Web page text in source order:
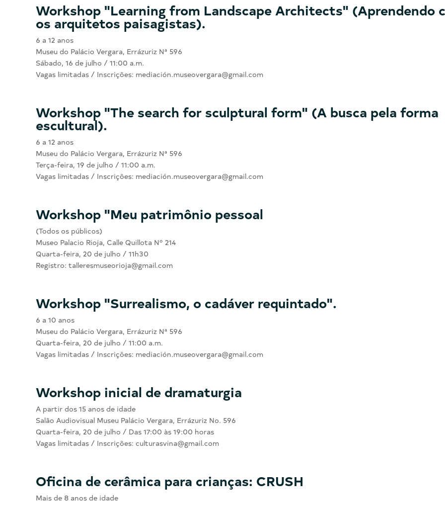
Workshop "Learning from Landscape Architects" (Aprendendo
os arquitetos paisagistas).
6 a 12 anos
Museu do Palácio Vergara, Errázuriz Nª 596
Sábado, 16 de julho / 11:00 a.m.
Vagas limitadas / Inscrições: mediación.museovergara@gmail.com
Workshop "The search for sculptural form" (A busca pela forma
escultural).
6 a 12 anos
Museu do Palácio Vergara, Errázuriz Nª 596
Terça-feira, 19 de julho / 11:00 a.m.
Vagas limitadas / Inscrições: mediación.museovergara@gmail.com
Workshop "Meu patrimônio pessoal
(Todos os públicos)
Museo Palacio Rioja, Calle Quillota Nº 214
Quarta-feira, 20 de julho / 11h30
Registro: talleresmuseorioja@gmail.com
Workshop "Surrealismo, o cadáver requintado".
6 a 10 anos
Museu do Palácio Vergara, Errázuriz Nª 596
Quarta-feira, 20 de julho / 11:00 a.m.
Vagas limitadas / Inscrições: mediación.museovergara@gmail.com
Workshop inicial de dramaturgia
A partir dos 15 anos de idade
Salão Audiovisual Museu Palácio Vergara, Errázuriz No. 596
Quarta-feira, 20 de julho / Das 17:00 às 19:00 horas
Vagas limitadas / Inscrições: culturasvina@gmail.com
Oficina de cerâmica para crianças: CRUSH
Mais de 8 anos de idade